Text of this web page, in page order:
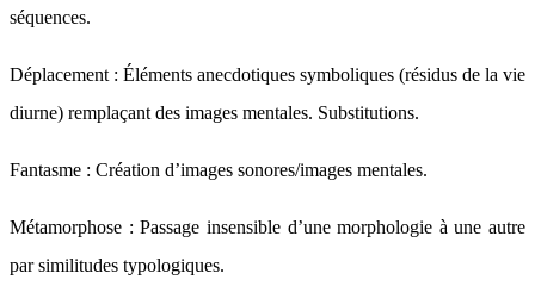
séquences.
Déplacement : Éléments anecdotiques symboliques (résidus de la vie
diurne) remplaçant des images mentales. Substitutions.
Fantasme : Création d’images sonores/images mentales.
Métamorphose : Passage insensible d’une morphologie à une autre
par similitudes typologiques.